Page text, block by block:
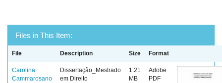
Files in This Item:
File Description Size Format
Carolina
Cammarosano
Dissertação_Mestrado
em Direito
1.21
MB
Adobe
PDF